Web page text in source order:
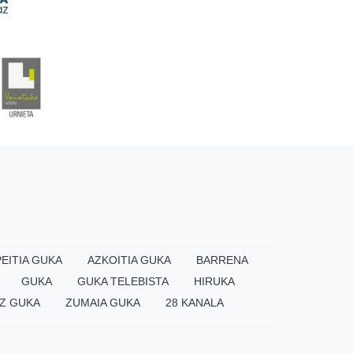
GUKA AZKOITIA GUKA
BARRENA
GUKA GUKA TELEBISTA
HIRUKA
GUKA ZUMAIA GUKA 28 KANALA